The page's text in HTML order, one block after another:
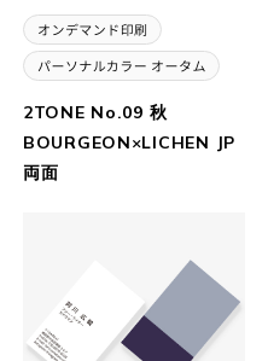
2TONE No.09 秋
BOURGEON×LICHEN JP
両面